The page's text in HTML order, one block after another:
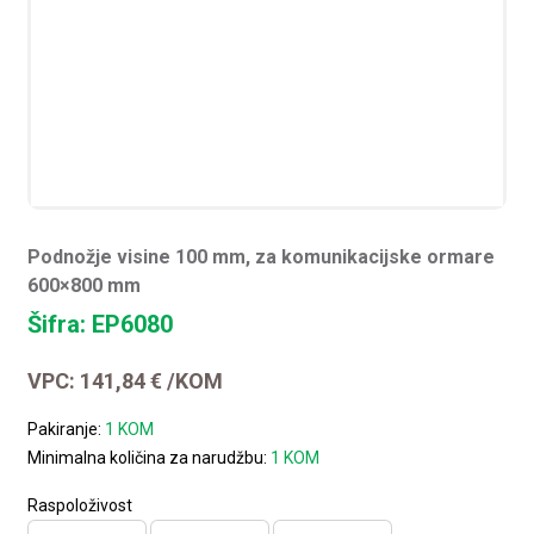
Podnožje visine 100 mm, za komunikacijske ormare
600×800 mm
Šifra: EP6080
VPC: 141,84€ /KOM
Pakiranje: 1 KOM
Minimalna količina za narudžbu: 1 KOM
Raspoloživost